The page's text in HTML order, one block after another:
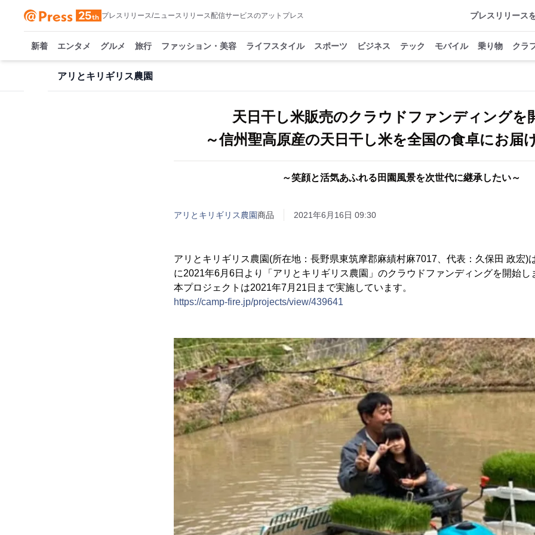
プレスリリース/ニュースリリース配信サービスのアットプレス プレスリリース
新着 エンタメ グルメ 旅行 ファッション・美容 ライフスタイル スポーツ ビジネス テック モバイル 乗り物 クラ
アリとキリギリス農園
天日干し米販売のクラウドファンディング
～信州聖高原産の天日干し米を全国の食卓にお届
～笑顔と活気あふれる田園風景を次世代に継承したい～
アリとキリギリス農園商品 2021年6月16日 09:30
アリとキリギリス農園(所在地：長野県東筑摩郡麻績村麻7017、代表：久保田 政宏)
に2021年6月6日より「アリとキリギリス農園」のクラウドファンディングを開始し
本プロジェクトは2021年7月21日まで実施しています。
https://camp-fire.jp/projects/view/439641